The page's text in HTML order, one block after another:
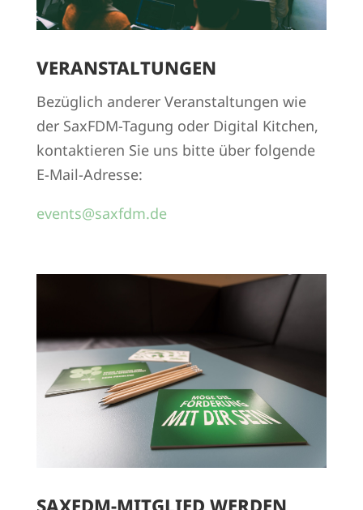
VERANSTALTUNGEN
Bezüglich anderer Veranstaltungen wie
der SaxFDM-Tagung oder Digital Kitchen,
kontaktieren Sie uns bitte über folgende
E-Mail-Adresse:
events@saxfdm.de
SAXFDM-MITGLIED WERDEN